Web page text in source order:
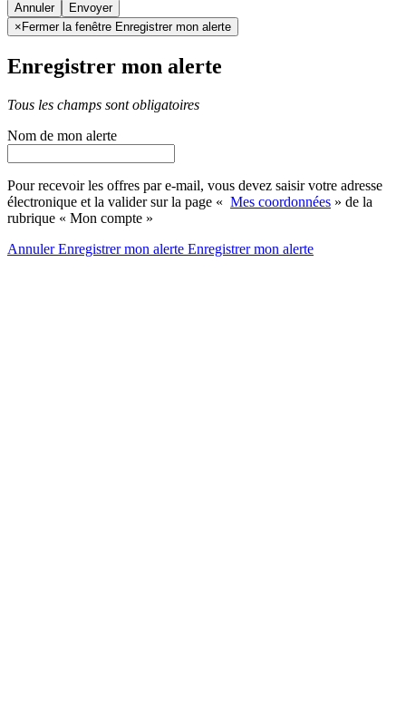
Annuler
× Fermer la fenêtre Enregistrer mon alerte
Enregistrer mon alerte
Tous les champs sont obligatoires
Nom de mon alerte
Pour recevoir les offres par e-mail, vous devez saisir votre adresse
électronique et la valider sur la page « Mes coordonnées » de la
rubrique « Mon compte »
AnnulerEnregistrer mon alerte Enregistrermon alerte